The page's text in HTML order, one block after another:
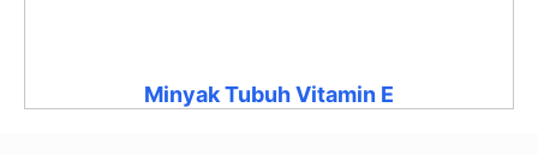
Minyak Tubuh Vitamin E